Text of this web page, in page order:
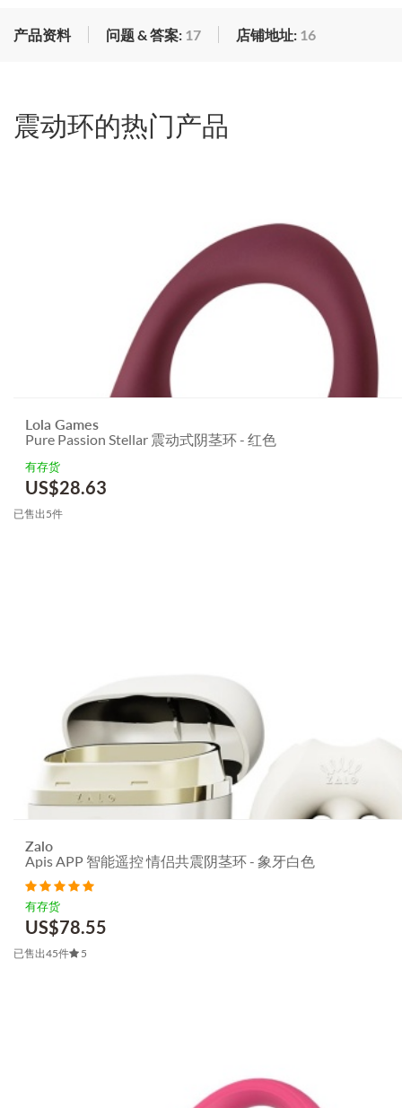
产品资料 问题 & 答案: 17 店铺地址: 16
震动环的热门产品
Lola Games
Pure Passion Stellar 震动式阴茎环 - 红色
有存货
US$28.63
已售出5件
Zalo
Apis APP 智能遥控 情侣共震阴茎环 - 象牙白色
有存货
US$78.55
已售出45件 5